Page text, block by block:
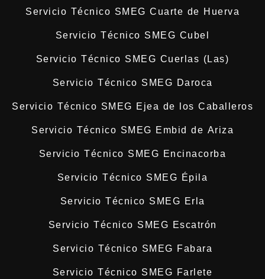
Servicio Técnico SMEG Cuarte de Huerva
Servicio Técnico SMEG Cubel
Servicio Técnico SMEG Cuerlas (Las)
Servicio Técnico SMEG Daroca
Servicio Técnico SMEG Ejea de los Caballeros
Servicio Técnico SMEG Embid de Ariza
Servicio Técnico SMEG Encinacorba
Servicio Técnico SMEG Épila
Servicio Técnico SMEG Erla
Servicio Técnico SMEG Escatrón
Servicio Técnico SMEG Fabara
Servicio Técnico SMEG Farlete